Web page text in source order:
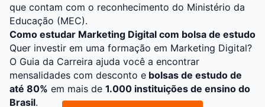
que contam com o reconhecimento do Ministério da
Educação (MEC).
Como estudar Marketing Digital com bolsa de estudo
Quer investir em uma formação em Marketing Digital?
O Guia da Carreira ajuda você a encontrar
mensalidades com desconto e bolsas de estudo de
até 80% em mais de 1.000 instituições de ensino do
Brasil.